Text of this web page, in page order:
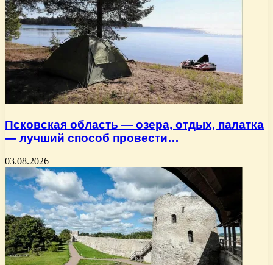
Псковская область — озера, отдых, палатка
— лучший способ провести…
03.08.2026